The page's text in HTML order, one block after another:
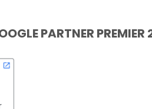
PARTNER PREMIER